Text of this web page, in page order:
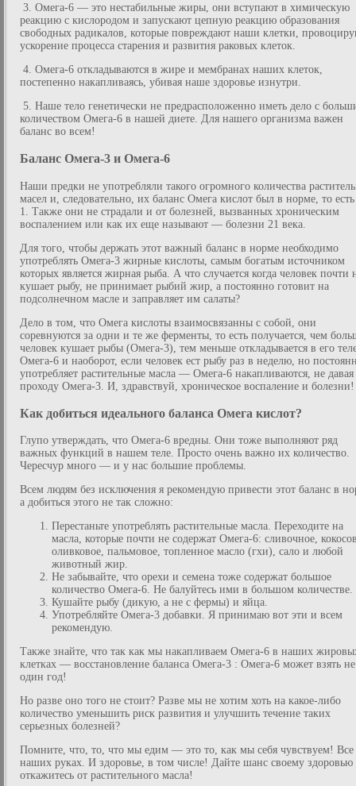
3. Омега-6 — это нестабильные жиры, они вступают в химическую
реакцию с кислородом и запускают цепную реакцию образования
свободных радикалов, которые повреждают наши клетки,
ускорение процесса старения и развития раковых клеток.
4. Омега-6 откладываются в жире и мембранах наших клеток,
постепенно накапливаясь, убивая наше здоровье изнутри.
5. Наше тело генетически не предрасположенно иметь дело с
количеством Омега-6 в нашей диете. Для нашего организма важен
баланс во всем!
Баланс Омега-3 и Омега-6
Наши предки не употребляли такого огромного количества
масел и, следовательно, их баланс Омега кислот был в норме, то
1. Также они не страдали и от болезней, вызванных хроническим
воспалением или как их еще называют — болезни 21 века.
Для того, чтобы держать этот важный баланс в норме необходимо
употреблять Омега-3 жирные кислоты, самым богатым источником
которых является жирная рыба. А что случается когда человек почти
кушает рыбу, не принимает рыбий жир, а постоянно готовит на
подсолнечном масле и заправляет им салаты?
Дело в том, что Омега кислоты взаимосвязанны с собой, они
соревнуются за одни и те же ферменты, то есть получается, чем
человек кушает рыбы (Омега-3), тем меньше откладывается в его
Омега-6 и наоборот, если человек ест рыбу раз в неделю, но
употребляет растительные масла — Омега-6 накапливаются, не давая
проходу Омега-3. И, здравствуй, хроническое воспаление и болезни!
Как добиться идеального баланса Омега кислот?
Глупо утверждать, что Омега-6 вредны. Они тоже выполняют ряд
важных функций в нашем теле. Просто очень важно их количество.
Чересчур много — и у нас большие проблемы.
Всем людям без исключения я рекомендую привести этот баланс в
а добиться этого не так сложно:
Перестаньте употреблять растительные масла. Переходите на
масла, которые почти не содержат Омега-6: сливочное,
оливковое, пальмовое, топленное масло (гхи), сало и любой
животный жир.
Не забывайте, что орехи и семена тоже содержат большое
количество Омега-6. Не балуйтесь ими в большом количестве.
Кушайте рыбу (дикую, а не с фермы) и яйца.
Употребляйте Омега-3 добавки. Я принимаю вот эти и всем
рекомендую.
Также знайте, что так как мы накапливаем Омега-6 в наших
клетках — восстановление баланса Омега-3 : Омега-6 может взять не
один год!
Но разве оно того не стоит? Разве мы не хотим хоть на какое-либо
количество уменьшить риск развития и улучшить течение таких
серьезных болезней?
Помните, что, то, что мы едим — это то, как мы себя чувствуем! Все
наших руках. И здоровье, в том числе! Дайте шанс своему здоровью
откажитесь от растительного масла!